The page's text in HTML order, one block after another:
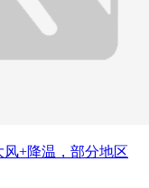
+降温，部分地区